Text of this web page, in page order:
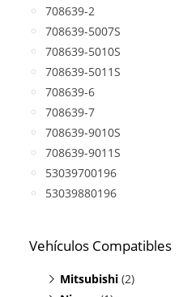
708639-2
708639-5007S
708639-5010S
708639-5011S
708639-6
708639-7
708639-9010S
708639-9011S
53039700196
53039880196
Vehículos Compatibles
Mitsubishi (2)